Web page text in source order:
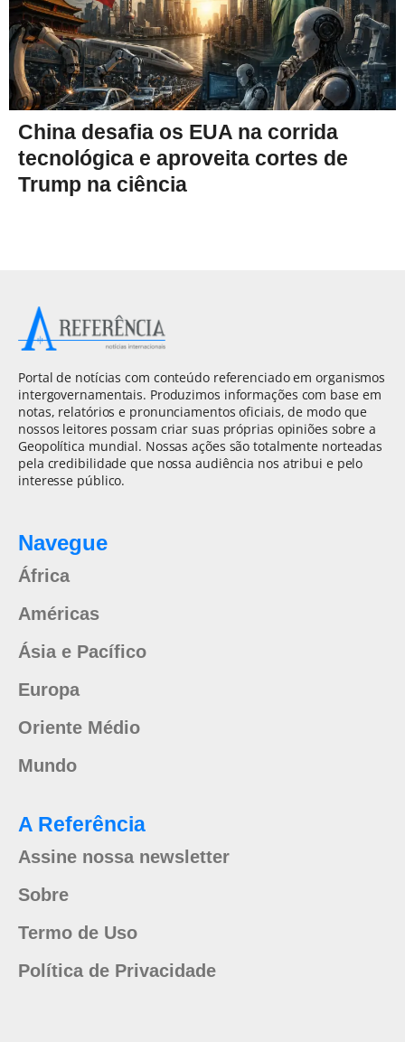
China desafia os EUA na corrida
tecnológica e aproveita cortes de
Trump na ciência
Portal de notícias com conteúdo referenciado em organismos
intergovernamentais. Produzimos informações com base em
notas, relatórios e pronunciamentos oficiais, de modo que
nossos leitores possam criar suas próprias opiniões sobre a
Geopolítica mundial. Nossas ações são totalmente norteadas
pela credibilidade que nossa audiência nos atribui e pelo
interesse público.
Navegue
África
Américas
Ásia e Pacífico
Europa
Oriente Médio
Mundo
A Referência
Assine nossa newsletter
Sobre
Termo de Uso
Política de Privacidade